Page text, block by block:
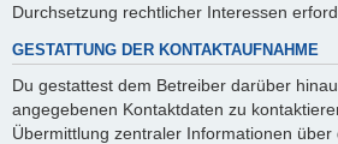
Durchsetzung rechtlicher Interessen
GESTATTUNG DER KONTAKTAUFNAHME
Du gestattest dem Betreiber darüber
angegebenen Kontaktdaten zu
Übermittlung zentraler Informationen